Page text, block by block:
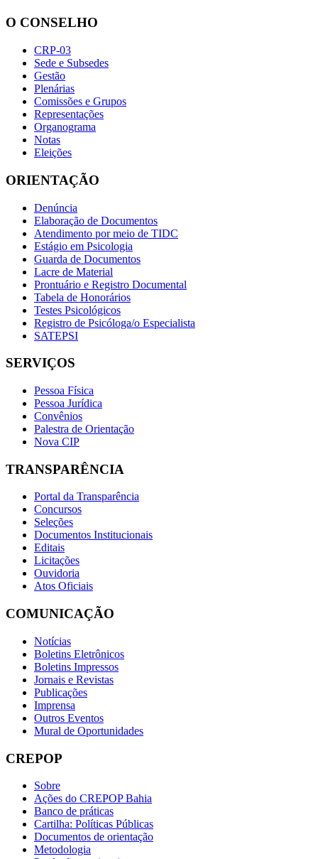
O CONSELHO
CRP-03
Sede e Subsedes
Gestão
Plenárias
Comissões e Grupos
Representações
Organograma
Notas
Eleições
ORIENTAÇÃO
Denúncia
Elaboração de Documentos
Atendimento por meio de TIDC
Estágio em Psicologia
Guarda de Documentos
Lacre de Material
Prontuário e Registro Documental
Tabela de Honorários
Testes Psicológicos
Registro de Psicóloga/o Especialista
SATEPSI
SERVIÇOS
Pessoa Física
Pessoa Jurídica
Convênios
Palestra de Orientação
Nova CIP
TRANSPARÊNCIA
Portal da Transparência
Concursos
Seleções
Documentos Institucionais
Editais
Licitações
Ouvidoria
Atos Oficiais
COMUNICAÇÃO
Notícias
Boletins Eletrônicos
Boletins Impressos
Jornais e Revistas
Publicações
Imprensa
Outros Eventos
Mural de Oportunidades
CREPOP
Sobre
Ações do CREPOP Bahia
Banco de práticas
Cartilha: Políticas Públicas
Documentos de orientação
Metodologia